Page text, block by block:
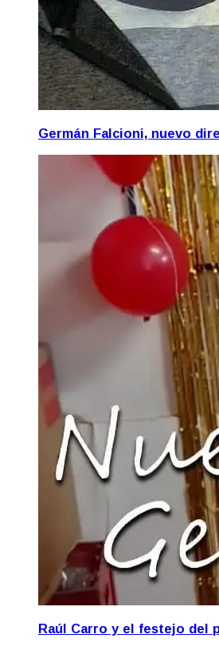
Germán Falcioni, nuevo
Raúl Carro y el festejo del